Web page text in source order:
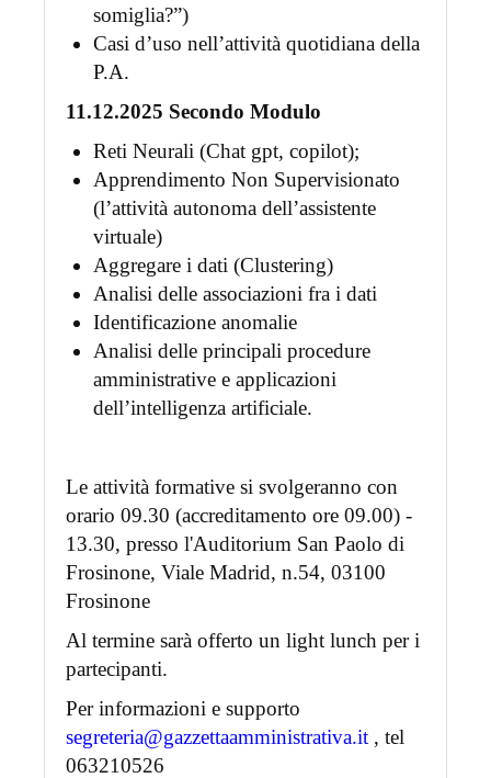
somiglia?”)
Casi d’uso nell’attività quotidiana della
P.A.
11.12.2025 Secondo Modulo
Reti Neurali (Chat gpt, copilot);
Apprendimento Non Supervisionato
(l’attività autonoma dell’assistente
virtuale)
Aggregare i dati (Clustering)
Analisi delle associazioni fra i dati
Identificazione anomalie
Analisi delle principali procedure
amministrative e applicazioni
dell’intelligenza artificiale.
Le attività formative si svolgeranno con
orario 09.30 (accreditamento ore 09.00) -
13.30, presso l'Auditorium San Paolo di
Frosinone, Viale Madrid, n.54, 03100
Frosinone
Al termine sarà offerto un light lunch per i
partecipanti.
Per informazioni e supporto
segreteria@gazzettaamministrativa.it, tel
063210526